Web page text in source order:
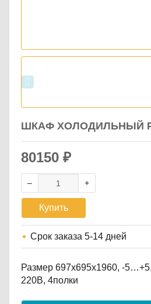
ШКАФ ХОЛОДИЛЬНЫЙ
80150 ₽
Купить
Срок заказа 5-14 дней
Размер 697х695х1960, -5…+5,
220В, 4полки